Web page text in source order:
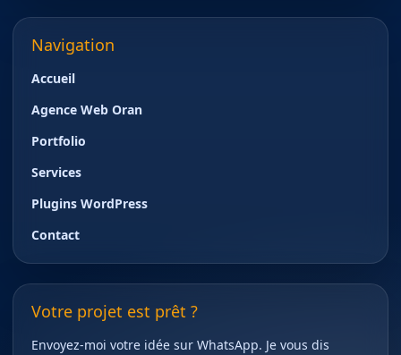
Navigation
Accueil
Agence Web Oran
Portfolio
Services
Plugins WordPress
Contact
Votre projet est prêt ?
Envoyez-moi votre idée sur WhatsApp. Je vous dis